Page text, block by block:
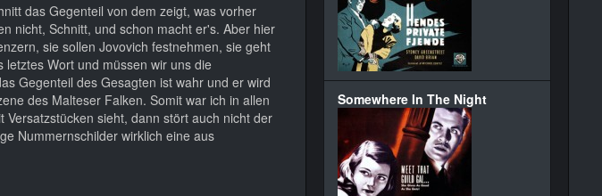
das Gegenteil von dem zeigt, was vorher
nicht, Schnitt, und schon macht er's. Aber hier
sie sollen Jovovich festnehmen, sie geht
Wort und müssen wir uns die
Gegenteil des Gesagten ist wahr und er wird
des Malteser Falken. Somit war ich in allen
sieht, dann stört auch nicht der
Nummernschilder wirklich eine aus
Somewhere In The Night